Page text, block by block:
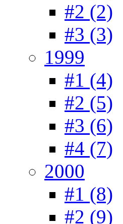
#2 (2)
#3 (3)
1999
#1 (4)
#2 (5)
#3 (6)
#4 (7)
2000
#1 (8)
#2 (9)